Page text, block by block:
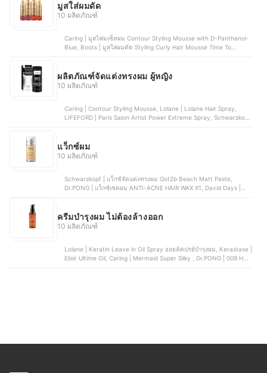
มูสใส่ผมดัด
10 ผลิตภัณฑ์
Caring | มูสโฟมเซ็ทผม Contour Styling Mousse with D-Panthenol-
Blue, Boots | มูสใส่ผมดัด Styling Curly Hair Mousse Time To
Moroccanoil | มูสจับลอนผม Curl Control Mousse
ผลิตภัณฑ์จัดแต่งทรงผม ผู้หญิง
10 ผลิตภัณฑ์
Caring | Contour Styling Mousse, Lolane | Lolane Hair Spray,
LIFEFORD | Paris Salon Artist Power Extreme Spray, Schwarzkopf
แว็กซ์ผม
10 ผลิตภัณฑ์
Schwarzkopf | แว็กซ์จัดแต่งทรงผม Got2b Beach Matt Paste,
Dr.PONG | แว็กซ์เซตผม ANTI-ACNE HAIR WAX X1, David Days |
Wax Hard
ครีมบำรุงผม ไม่ต้องล้างออก
10 ผลิตภัณฑ์
Lolane | Keratin Leave in Oil Spray ออยล์สเปรย์บำรุงผม, Kerastase |
Elixir Ultime Oil, Caring | Mermaid Super Silky , Dr.PONG | 009 Hair